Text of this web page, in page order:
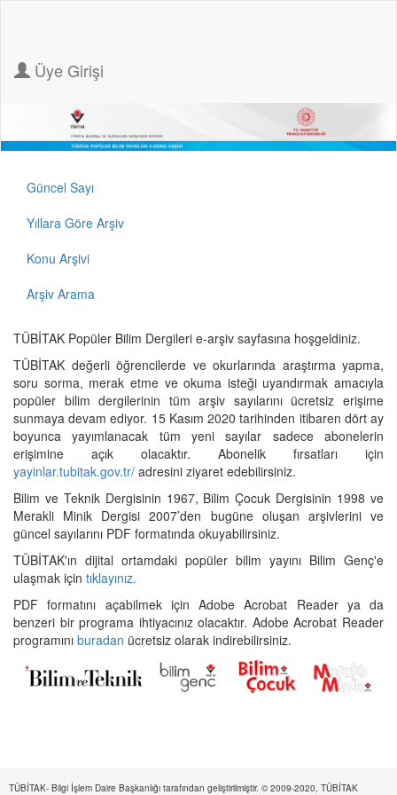
Üye Girişi
Güncel Sayı
Yıllara Göre Arşiv
Konu Arşivi
Arşiv Arama
TÜBİTAK Popüler Bilim Dergileri e-arşiv sayfasına hoşgeldiniz.
TÜBİTAK değerli öğrencilerde ve okurlarında araştırma yapma,
soru sorma, merak etme ve okuma isteği uyandırmak amacıyla
popüler bilim dergilerinin tüm arşiv sayılarını ücretsiz erişime
sunmaya devam ediyor. 15 Kasım 2020 tarihinden itibaren dört ay
boyunca yayımlanacak tüm yeni sayılar sadece abonelerin
erişimine açık olacaktır. Abonelik fırsatları için
yayinlar.tubitak.gov.tr/ adresini ziyaret edebilirsiniz.
Bilim ve Teknik Dergisinin 1967, Bilim Çocuk Dergisinin 1998 ve
Merakli Minik Dergisi 2007’den bugüne oluşan arşivlerini ve
güncel sayılarını PDF formatında okuyabilirsiniz.
TÜBİTAK'ın dijital ortamdaki popüler bilim yayını Bilim Genç'e
ulaşmak için tıklayınız.
PDF formatını açabilmek için Adobe Acrobat Reader ya da
benzeri bir programa ihtiyacınız olacaktır. Adobe Acrobat Reader
programını buradan ücretsiz olarak indirebilirsiniz.
TÜBİTAK- Bilgi İşlem Daire Başkanlığı tarafından geliştirilmiştir. © 2009-2020, TÜBİTAK